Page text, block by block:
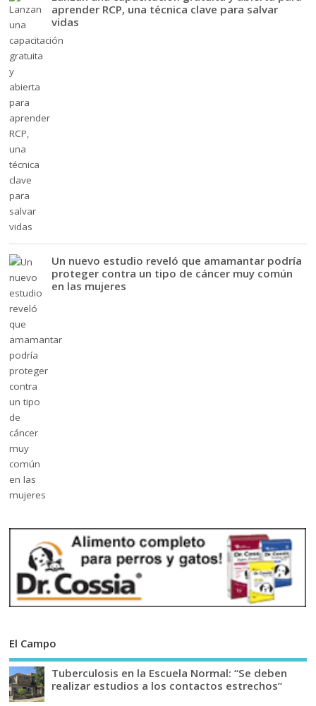
aprender RCP, una técnica clave para salvar
vidas
Un nuevo estudio reveló que amamantar podría
proteger contra un tipo de cáncer muy común
en las mujeres
El Campo
Tuberculosis en la Escuela Normal: “Se deben
realizar estudios a los contactos estrechos”